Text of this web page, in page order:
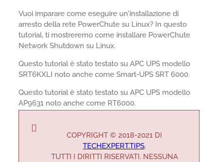
Vuoi imparare come eseguire un'installazione di
arresto della rete PowerChute su Linux? In questo
tutorial, ti mostreremo come installare PowerChute
Network Shutdown su Linux.
Questo tutorial è stato testato su APC UPS modello
SRT6KXLI noto anche come Smart-UPS SRT 6000.
Questo tutorial è stato testato su APC UPS modello
AP9631 noto anche come RT6000.
COPYRIGHT © 2018-2021 DI
TECHEXPERT.TIPS.
TUTTI I DIRITTI RISERVATI. NESSUNA